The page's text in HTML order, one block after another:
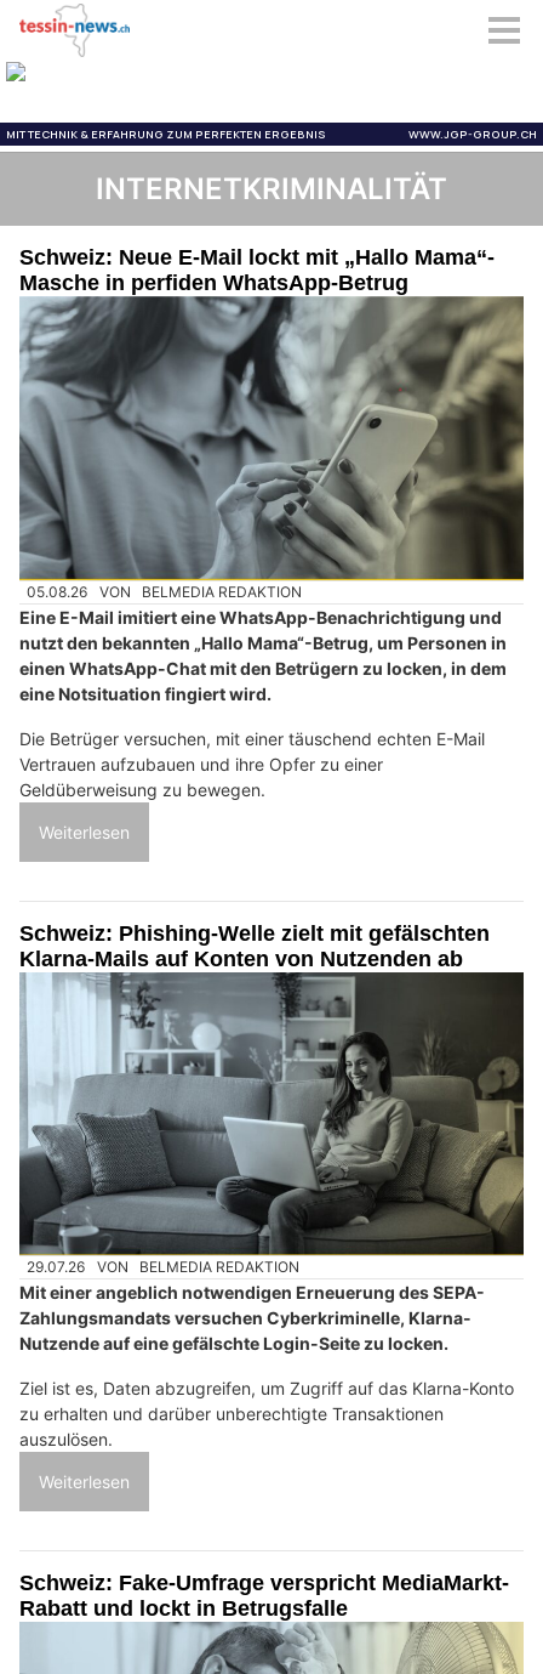
INTERNETKRIMINALITÄT
Schweiz: Neue E-Mail lockt mit „Hallo Mama“-
Masche in perfiden WhatsApp-Betrug
05.08.26 VON BELMEDIA REDAKTION
Eine E-Mail imitiert eine WhatsApp-Benachrichtigung und
nutzt den bekannten „Hallo Mama“-Betrug, um Personen in
einen WhatsApp-Chat mit den Betrügern zu locken, in dem
eine Notsituation fingiert wird.
Die Betrüger versuchen, mit einer täuschend echten E-Mail
Vertrauen aufzubauen und ihre Opfer zu einer
Geldüberweisung zu bewegen.
Weiterlesen
Schweiz: Phishing-Welle zielt mit gefälschten
Klarna-Mails auf Konten von Nutzenden ab
29.07.26 VON BELMEDIA REDAKTION
Mit einer angeblich notwendigen Erneuerung des SEPA-
Zahlungsmandats versuchen Cyberkriminelle, Klarna-
Nutzende auf eine gefälschte Login-Seite zu locken.
Ziel ist es, Daten abzugreifen, um Zugriff auf das Klarna-Konto
zu erhalten und darüber unberechtigte Transaktionen
auszulösen.
Weiterlesen
Schweiz: Fake-Umfrage verspricht MediaMarkt-
Rabatt und lockt in Betrugsfalle